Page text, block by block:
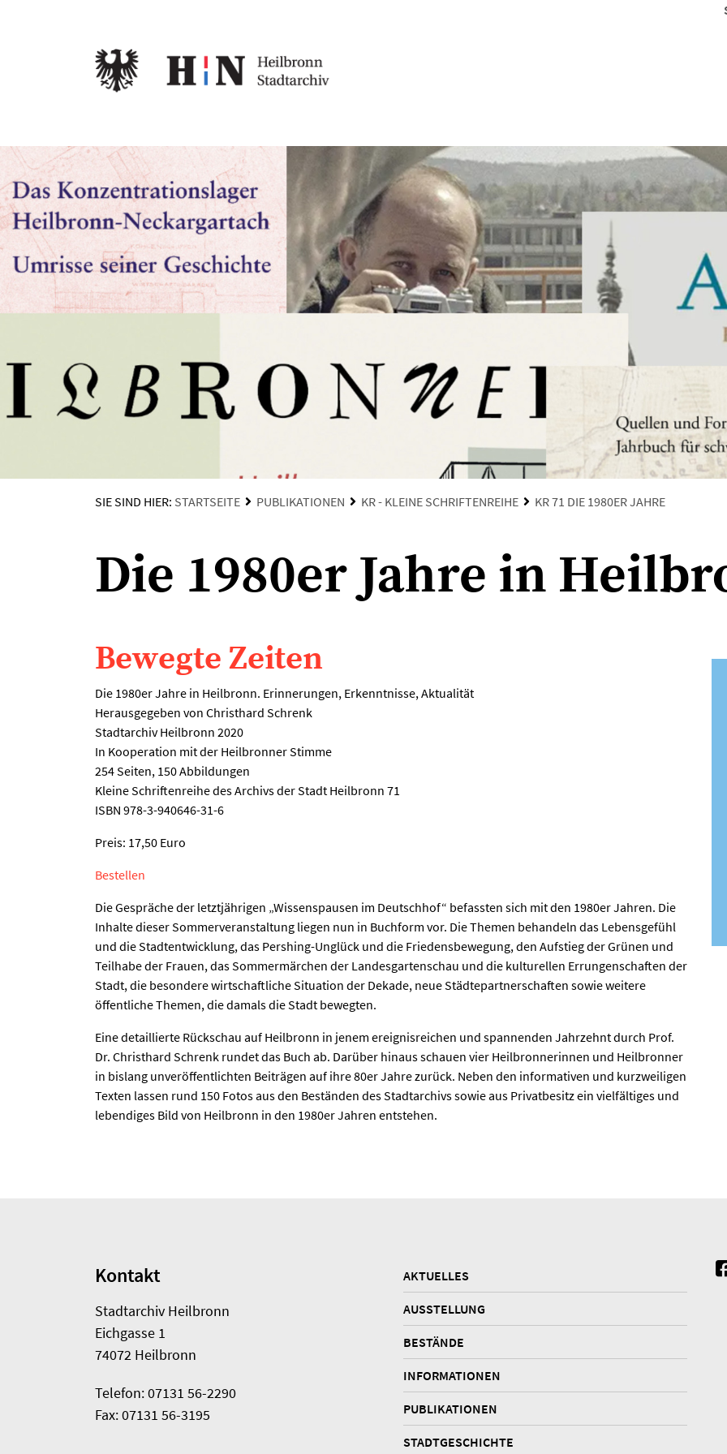
SIE SIND HIER: STARTSEITE PUBLIKATIONEN KR - KLEINE SCHRIFTENREIHE KR 71 DIE 1980ER JAHRE
Die 1980er Jahre in
Bewegte Zeiten
Die 1980er Jahre in Heilbronn. Erinnerungen, Erkenntnisse, Aktualität
Herausgegeben von Christhard Schrenk
Stadtarchiv Heilbronn 2020
In Kooperation mit der Heilbronner Stimme
254 Seiten, 150 Abbildungen
Kleine Schriftenreihe des Archivs der Stadt Heilbronn 71
ISBN 978-3-940646-31-6
Preis: 17,50 Euro
Bestellen
Die Gespräche der letztjährigen „Wissenspausen im Deutschhof“ befassten sich mit den 1980er Jahren. Die
Inhalte dieser Sommerveranstaltung liegen nun in Buchform vor. Die Themen behandeln das Lebensgefühl
und die Stadtentwicklung, das Pershing-Unglück und die Friedensbewegung, den Aufstieg der Grünen und
Teilhabe der Frauen, das Sommermärchen der Landesgartenschau und die kulturellen Errungenschaften der
Stadt, die besondere wirtschaftliche Situation der Dekade, neue Städtepartnerschaften sowie weitere
öffentliche Themen, die damals die Stadt bewegten.
Eine detaillierte Rückschau auf Heilbronn in jenem ereignisreichen und spannenden Jahrzehnt durch Prof.
Dr. Christhard Schrenk rundet das Buch ab. Darüber hinaus schauen vier Heilbronnerinnen und Heilbronner
in bislang unveröffentlichten Beiträgen auf ihre 80er Jahre zurück. Neben den informativen und kurzweiligen
Texten lassen rund 150 Fotos aus den Beständen des Stadtarchivs sowie aus Privatbesitz ein vielfältiges und
lebendiges Bild von Heilbronn in den 1980er Jahren entstehen.
Kontakt
Stadtarchiv Heilbronn
Eichgasse 1
74072 Heilbronn
Telefon: 07131 56-2290
Fax: 07131 56-3195
AKTUELLES
AUSSTELLUNG
BESTÄNDE
INFORMATIONEN
PUBLIKATIONEN
STADTGESCHICHTE